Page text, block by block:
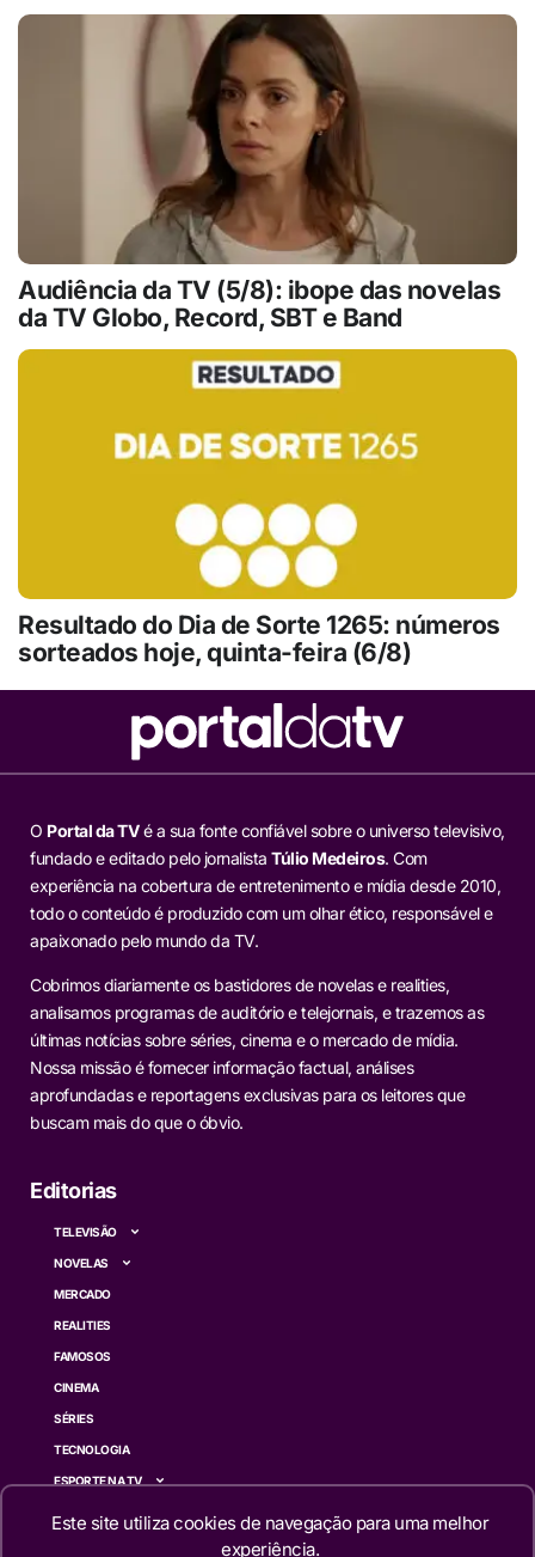
Audiência da TV (5/8): ibope das novelas
da TV Globo, Record, SBT e Band
Resultado do Dia de Sorte 1265: números
sorteados hoje, quinta-feira (6/8)
O Portal da TVé a sua fonte confiável sobre o universo televisivo,
fundado e editado pelo jornalista Túlio Medeiros. Com
experiência na cobertura de entretenimento e mídia desde 2010,
todo o conteúdo é produzido com um olhar ético, responsável e
apaixonado pelo mundo da TV.
Cobrimos diariamente os bastidores de novelas e realities,
analisamos programas de auditório e telejornais, e trazemos as
últimas notícias sobre séries, cinema e o mercado de mídia.
Nossa missão é fornecer informação factual, análises
aprofundadas e reportagens exclusivas para os leitores que
buscam mais do que o óbvio.
Editorias
TELEVISÃO
NOVELAS
MERCADO
REALITIES
FAMOSOS
CINEMA
SÉRIES
TECNOLOGIA
ESPORTE NA TV
Este site utiliza cookies de navegação para uma melhor
experiência.